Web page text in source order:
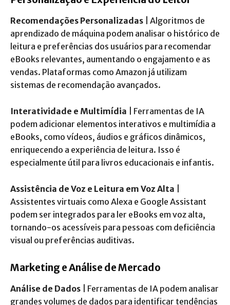
Recomendações Personalizadas | Algoritmos de
aprendizado de máquina podem analisar o histórico de
leitura e preferências dos usuários para recomendar
eBooks relevantes, aumentando o engajamento e as
vendas. Plataformas como Amazon já utilizam
sistemas de recomendação avançados.
Interatividade e Multimídia | Ferramentas de IA
podem adicionar elementos interativos e multimídia a
eBooks, como vídeos, áudios e gráficos dinâmicos,
enriquecendo a experiência de leitura. Isso é
especialmente útil para livros educacionais e infantis.
Assistência de Voz e Leitura em Voz Alta
Assistentes virtuais como Alexa e Google Assistant
podem ser integrados para ler eBooks em voz alta,
tornando-os acessíveis para pessoas com deficiência
visual ou preferências auditivas.
Marketing e Análise de Mercado
Análise de Dados | Ferramentas de IA podem analisar
grandes volumes de dados para identificar tendências